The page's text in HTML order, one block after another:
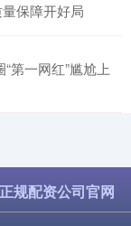
保障开好局
第一网红”尴尬上
正规配资公司官网